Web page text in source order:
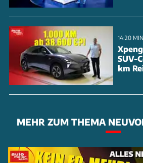
14:20
SUV-
km
MEHR ZUM THEMA